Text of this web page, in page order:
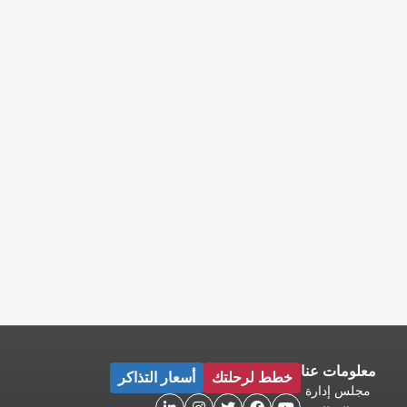
معلومات عنا
مجلس إدارة
خطط لرحلتك أسعار التذاكر